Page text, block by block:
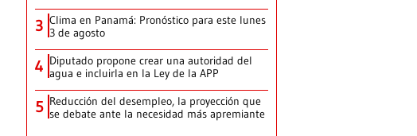
3 Clima en Panamá: Pronóstico para este lunes
3 de agosto
4 Diputado propone crear una autoridad del
agua e incluirla en la Ley de la APP
5 Reducción del desempleo, la proyección que
se debate ante la necesidad más apremiante